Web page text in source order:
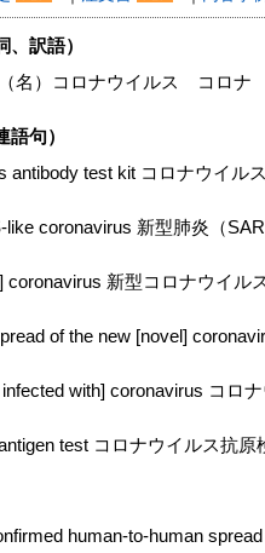
、訳語）
名）コロナウイルス コロナ
語句）
antibody test kit コロナウイル
like coronavirus 新型肺炎（
coronavirus 新型コロナウイル
of the new [novel]
with] coronavirus コロ
test コロナウイルス抗原
human-to-human